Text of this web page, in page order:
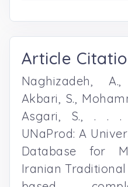
Article
Naghizadeh,
Akbari, S.,
Asgari, S., . . .
UNaProd: A
Database for
Iranian Traditional